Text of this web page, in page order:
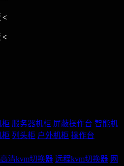
<
<
柜 服务器机柜 屏蔽操作台 智能机
柜 列头柜 户外机柜 操作台
高清kvm切换器 远程kvm切换器 网